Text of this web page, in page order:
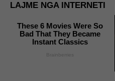
LAJME NGA INTERNETI
These 6 Movies Were So
Bad That They Became
Instant Classics
Brainberries